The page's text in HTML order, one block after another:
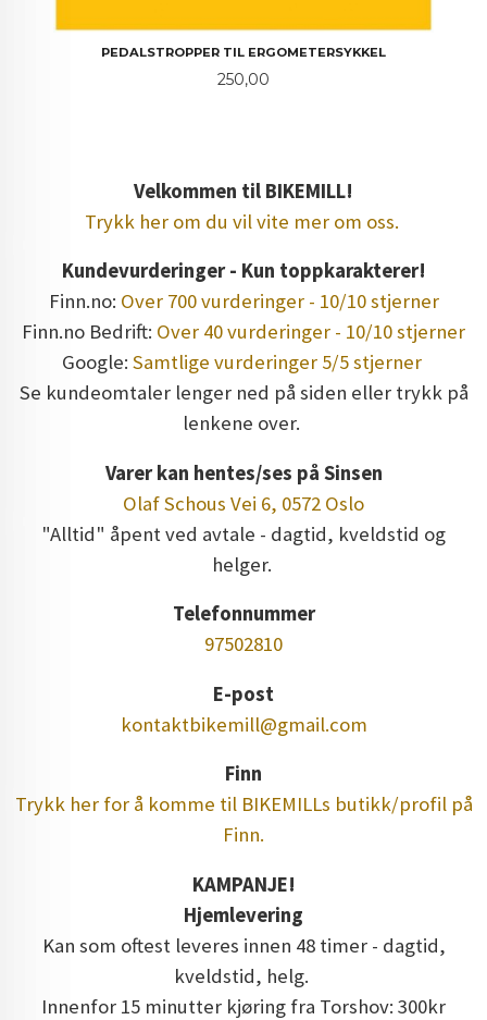
PEDALSTROPPER TIL ERGOMETERSYKKEL
Pris
250,00
Velkommen til BIKEMILL!
Trykk her om du vil vite mer om oss.
Kundevurderinger - Kun toppkarakterer!
Finn.no: Over 700 vurderinger - 10/10 stjerner
Finn.no Bedrift: Over 40 vurderinger - 10/10 stjerner
Google: Samtlige vurderinger 5/5 stjerner
Se kundeomtaler lenger ned på siden eller trykk på
lenkene over.
Varer kan hentes/ses på Sinsen
Olaf Schous Vei 6, 0572 Oslo
"Alltid" åpent ved avtale - dagtid, kveldstid og
helger.
Telefonnummer
97502810
E-post
kontaktbikemill@gmail.com
Finn
Trykk her for å komme til BIKEMILLs butikk/profil på
Finn.
KAMPANJE!
Hjemlevering
Kan som oftest leveres innen 48 timer - dagtid,
kveldstid, helg.
Innenfor 15 minutter kjøring fra Torshov: 300kr